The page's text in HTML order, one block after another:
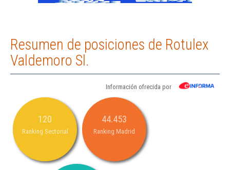
Resumen de posiciones de Rotulex
Valdemoro Sl.
Información ofrecida por
120
Ranking Sectorial
44.453
Ranking Madrid